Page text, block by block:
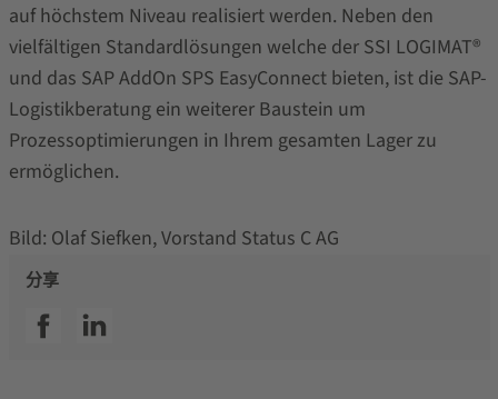
auf höchstem Niveau realisiert werden. Neben den
vielfältigen Standardlösungen welche der SSI LOGIMAT®
und das SAP AddOn SPS EasyConnect bieten, ist die SAP-
Logistikberatung ein weiterer Baustein um
Prozessoptimierungen in Ihrem gesamten Lager zu
ermöglichen.
Bild: Olaf Siefken, Vorstand Status C AG
分享
SSI facebookSSI linkedin